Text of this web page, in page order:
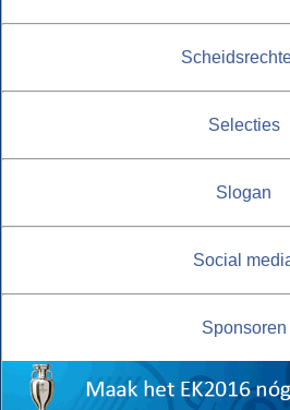
Selecties
Slogan
Social
Sponsoren